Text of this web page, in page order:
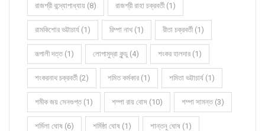
রাজশ্রী বন্দ্যোপাধ্যায় (8) রাজশ্রী রাহা চক্রবর্তী (1)
রামকিশোর ভট্টাচার্য (1) রিম্পা নাথ (1) রীতা চক্রবর্তী (1)
রূপালী দত্ত (1) লোপামুদ্রা কুন্ডু (4) শংকর হালদার (1)
শংকরনাথ চক্রবর্তী (2) শমিত কর্মকার (1) শমিতা ভট্টাচার্য (1)
শমীক জয় সেনগুপ্ত (1) শম্পা রায় বোস (10) শম্পা সামন্ত (3)
শর্মিলা ঘোষ (6) শর্মিষ্ঠা ঘোষ (1) শান্তনু ঘোষ (1)